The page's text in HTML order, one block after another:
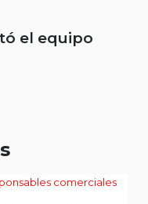
el equipo